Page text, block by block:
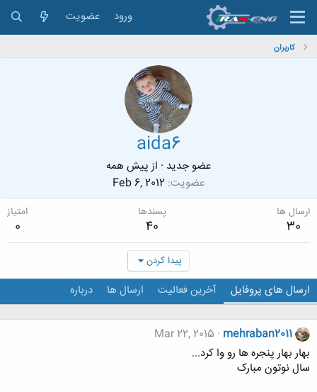
ورود عضویت
کاربران
aida6
عضو جدید · از پیش همه
عضویت Feb 6, 2012
ارسال ها
30
پسندها
40
امتیاز
0
پیدا کردن
ارسال های پروفایل آخرین فعالیت ارسال ها درباره
mehraban2011
Mar 22, 2015
بهار بهار پنجره ها رو وا کرد...
سال نوتون مبارک